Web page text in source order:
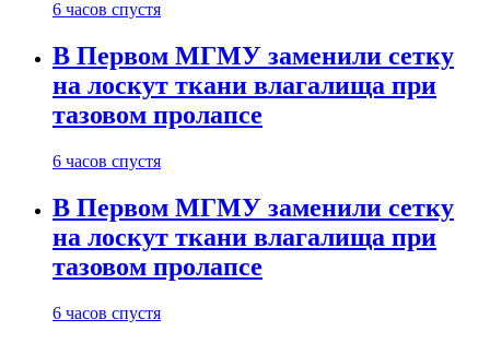
6 часов спустя
В Первом МГМУ заменили сетку
на лоскут ткани влагалища при
тазовом пролапсе
6 часов спустя
В Первом МГМУ заменили сетку
на лоскут ткани влагалища при
тазовом пролапсе
6 часов спустя